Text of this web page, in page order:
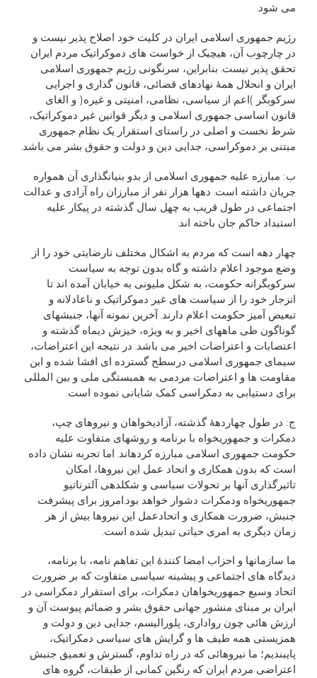
می شود.
رژيم جمهوری اسلامی ايران در کليت خود اصلاح پذير نيست و
در چارچوب آن، هيچيک از خواست های دموکراتيک مردم ايران
تحقق پذير نيست. بنابراين، سرنگونی رژيم جمهوری اسلامی
ايران و انحلال همۀ نهادهای قضائی، قانون گذاری و اجرايی
سرکوبگر )اعم از سياسی، نظامی، امنيتی و غيره( و الغای
قانون اساسی جمهوری اسلامی و ديگر قوانين غير دموکراتيک،
شرط نخست و اصلی در راستای استقرار يک نظام جمهوری
مبتنی بر دموکراسی، جدايی دين و دولت و حقوق بشر می باشد.
ب: مبارزه عليه جمهوری اسلامی از بدو بنيانگذاری آن همواره
جريان داشته است. دهها هزار نفر از مبارزان راه آزادی و عدالت
اجتماعی در طول قريب به چهل سال گذشته در پيکار عليه
استبداد حاکم جان باخته اند.
چهار دهه است که مردم به اشکال مختلف نارضايتی خود را از
وضع موجود اعلام داشته و گاه بدون توجه به سياست
سرکوبگرانه حکومت، به شکل مليونی به خيابان آمده اند تا
انزجار خود را از سياست های غير دموکراتيک و ناعادلانه و
تبعيض آميز حکومت اعلام دارند. آخرين نمونه آنها، جنبشهای
گوناگون طی ماههای اخير و به ويژه، خيزش ديماه گذشته و
اعتصابات و اعتراضات اخير می باشد. در نتيجه اين اعتراضات،
سيمای جمهوری اسلامی درسطح گسترده ای افشا شده و اين
مقاومت ها و اعتراضات مردمی به همبستگی ملی و بين المللی
برای دستيابی به دمکراسی کمک شايانی نموده است.
ج: در طول چهاردهۀ گذشته، آزاديخواهان و نيروهای چپ،
دمکرات و جمهوريخواه با برنامه و روشهای متفاوت عليه
حکومت جمهوری اسلامی مبارزه کردهاند. اما تجربه نشان داده
است که بدون همکاری و اتحاد عمل اين نيروها، امکان
تاثيرگذاری آنها بر تحولات سياسی و شکلدهی آلترناتيو
جمهوريخواه ودمکرات دشوار خواهد بود.امروز برای پيشرفت
جنبش، ضرورت همکاری و اتحادعمل اين نيروها بيش از هر
زمان ديگری به امری حياتی تبديل شده است.
ما سازمانها و احزاب امضا کنندۀ اين تفاهم نامه، با برنامه،
ديدگاه های اجتماعی و پيشينه سياسی متفاوت که بر ضرورت
اتحاد وسيع جمهوريخواهان دمکرات، برای استقرار دمکراسی در
ايران بر مبنای منشور جهانی حقوق بشر و ضمائم پيوست آن و
ارزش هائی چون رواداری، پلوراليسم، جدايی دين و دولت و
همزيستی همه طيف ها و گرايش های سياسی دمکراتيک،
پايبنديم؛ ما نيروهائی که در راه تداوم، گسترش و تعميق جنبش
اعتراضی مردم ايران که رنگين کمانی از طبقات، گروه های